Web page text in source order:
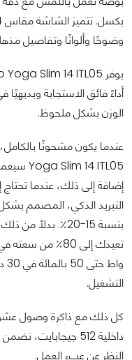
وضوحًا وألوانًا وتفاصيل مذهلة و300
أداءً فائق الاستجابة
الوزن بشكل ملحوظ.
إضافة إلى ذلك، عندما
التشغيل.
داخلية 512
النظر عن عبء العمل.